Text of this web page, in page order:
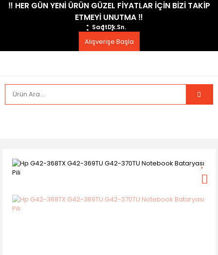
​‼️​ HER GÜN YENİ ÜRÜN GÜZEL FİYATLAR İÇİN BİZİ TAKİP
ETMEYİ UNUTMA ​‼️​
SaatDk.Sn.
Alışverişe Başla